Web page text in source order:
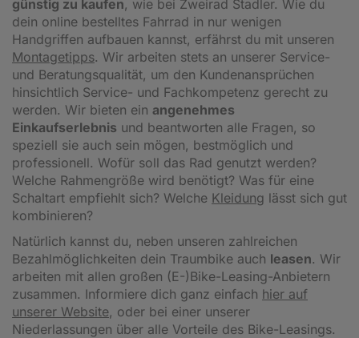
günstig zu kaufen, wie bei Zweirad Stadler. Wie du
dein online bestelltes Fahrrad in nur wenigen
Handgriffen aufbauen kannst, erfährst du mit unseren
Montagetipps. Wir arbeiten stets an unserer Service-
und Beratungsqualität, um den Kundenansprüchen
hinsichtlich Service- und Fachkompetenz gerecht zu
werden. Wir bieten ein angenehmes
Einkaufserlebnis und beantworten alle Fragen, so
speziell sie auch sein mögen, bestmöglich und
professionell. Wofür soll das Rad genutzt werden?
Welche Rahmengröße wird benötigt? Was für eine
Schaltart empfiehlt sich? Welche Kleidung lässt sich gut
kombinieren?
Natürlich kannst du, neben unseren zahlreichen
Bezahlmöglichkeiten dein Traumbike auch leasen. Wir
arbeiten mit allen großen (E-)Bike-Leasing-Anbietern
zusammen. Informiere dich ganz einfach hier auf
unserer Website, oder bei einer unserer
Niederlassungen über alle Vorteile des Bike-Leasings.